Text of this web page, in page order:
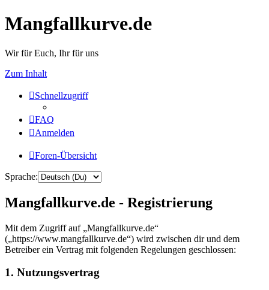
Mangfallkurve.de
Wir für Euch, Ihr für uns
Zum Inhalt
Schnellzugriff
FAQ
Anmelden
Foren-Übersicht
Sprache:
Mangfallkurve.de - Registrierung
Mit dem Zugriff auf „Mangfallkurve.de“
(„https://www.mangfallkurve.de“) wird zwischen dir und dem
Betreiber ein Vertrag mit folgenden Regelungen geschlossen:
1. Nutzungsvertrag